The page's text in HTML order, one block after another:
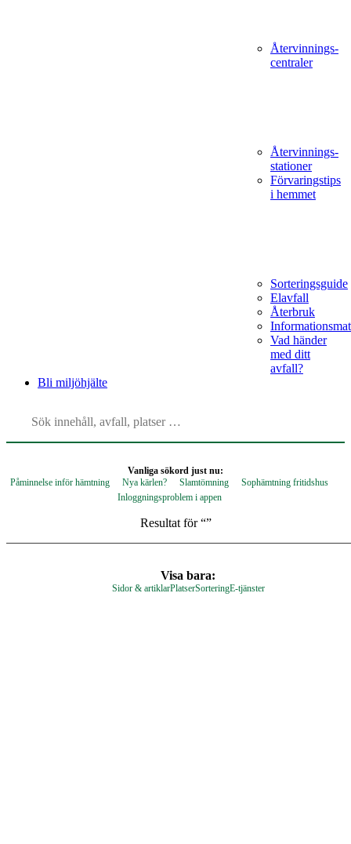
Återvinnings­
centraler
Återvinnings­
stationer
Förvaringstips
i hemmet
Sorteringsguide
Elavfall
Återbruk
Vad händer
med ditt
avfall?
Bli miljöhjälte
Vanliga sökord just nu:
Påminnelse inför hämtning
Nya kärlen? Slamtömning
Sophämtning fritidshus
Inloggningsproblem i appen
Resultat för “”
Visa bara:
Sidor & artiklarPlatserSorteringE-tjänster